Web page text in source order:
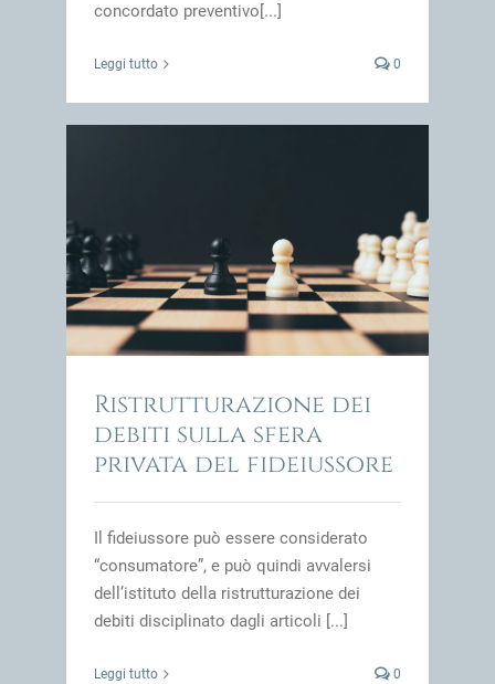
concordato preventivo[...]
Leggi tutto 0
Ristrutturazione dei
debiti sulla sfera
privata del fideiussore
Il fideiussore può essere considerato
“consumatore”, e può quindi avvalersi
dell’istituto della ristrutturazione dei
debiti disciplinato dagli articoli [...]
Leggi tutto 0